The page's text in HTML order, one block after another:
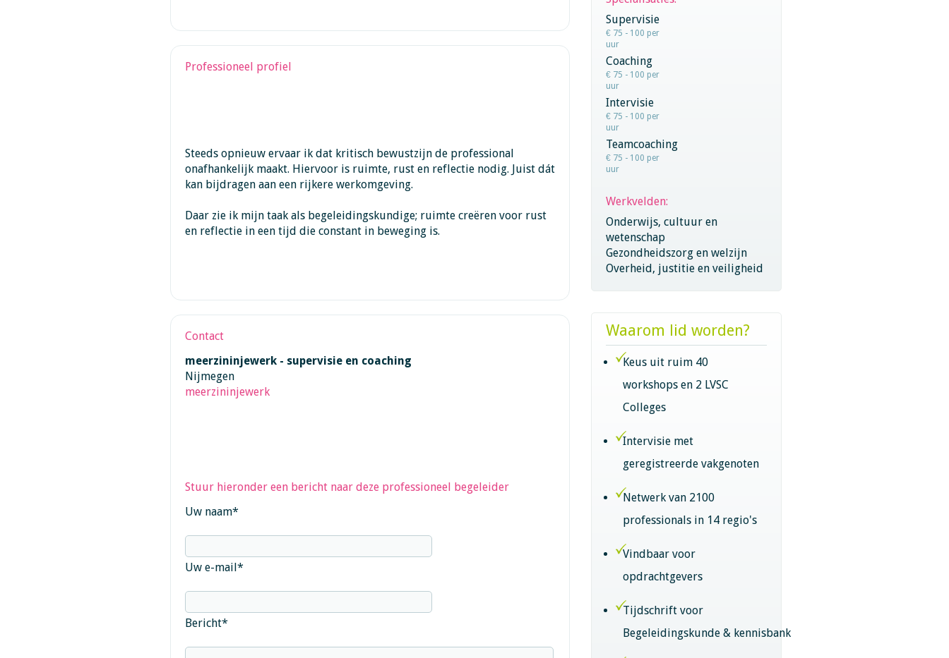
Professioneel profiel
Steeds opnieuw ervaar ik dat kritisch bewustzijn de professional
onafhankelijk maakt. Hiervoor is ruimte, rust en reflectie nodig. Juist dát
kan bijdragen aan een rijkere werkomgeving.
Daar zie ik mijn taak als begeleidingskundige; ruimte creëren voor rust
en reflectie in een tijd die constant in beweging is.
Contact
meerzininjewerk - supervisie en coaching
Nijmegen
meerzininjewerk
Stuur hieronder een bericht naar deze professioneel begeleider
Uw naam*
Uw e-mail*
Bericht*
Supervisie
€ 75 - 100 per
uur
Coaching
€ 75 - 100 per
uur
Intervisie
€ 75 - 100 per
uur
Teamcoaching
€ 75 - 100 per
uur
Werkvelden:
Onderwijs, cultuur en
wetenschap
Gezondheidszorg en welzijn
Overheid, justitie en veiligheid
Waarom lid worden?
Keus uit ruim 40
workshops en 2 LVSC
Colleges
Intervisie met
geregistreerde vakgenoten
Netwerk van 2100
professionals in 14 regio's
Vindbaar voor
opdrachtgevers
Tijdschrift voor
Begeleidingskunde & kennisbank